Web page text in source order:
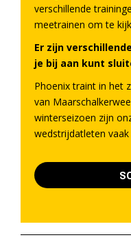
verschillende
meetrainen om te
Er zijn
je bij aan kunt
Phoenix traint in het
van
winterseizoen zijn
wedstrijdatleten